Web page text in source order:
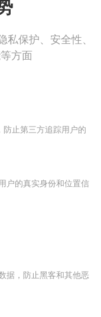
保护、安全性、
方面
止第三方追踪用户的
户的真实身份和位置信
据，防止黑客和其他恶